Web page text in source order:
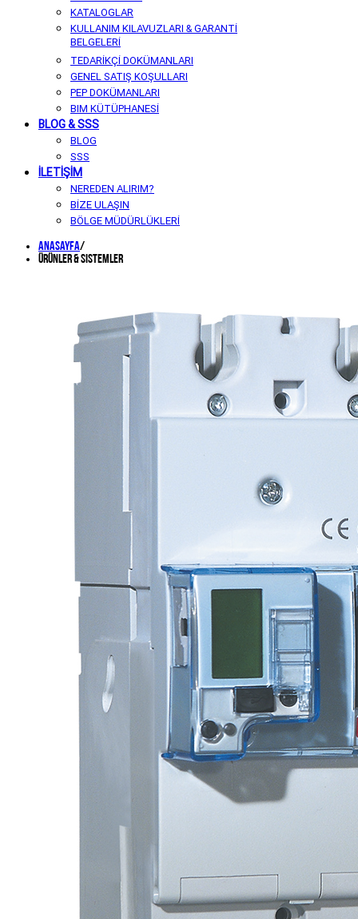
KATALOGLAR
KULLANIM KILAVUZLARI & GARANTİ
BELGELERİ
TEDARİKÇİ DOKÜMANLARI
GENEL SATIŞ KOŞULLARI
PEP DOKÜMANLARI
BIM KÜTÜPHANESİ
BLOG & SSS
BLOG
SSS
İLETİŞİM
NEREDEN ALIRIM?
BİZE ULAŞIN
BÖLGE MÜDÜRLÜKLERİ
Anasayfa/
Ürünler & Sistemler